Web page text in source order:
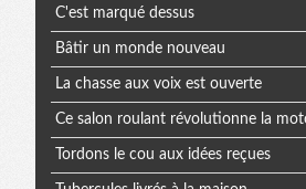
C'est marqué dessus
Bâtir un monde nouveau
La chasse aux voix est ouverte
Ce salon roulant révolutionne la
Tordons le cou aux idées reçues